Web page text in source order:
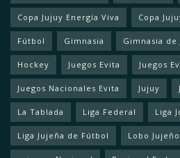
Copa Jujuy Energía Viva Copa
Fútbol Gimnasia Gimnasia de
Hockey Juegos Evita Juegos
Juegos Nacionales Evita Jujuy
La Tablada Liga Federal Liga
Liga Jujeña de Fútbol Lobo Jujeño